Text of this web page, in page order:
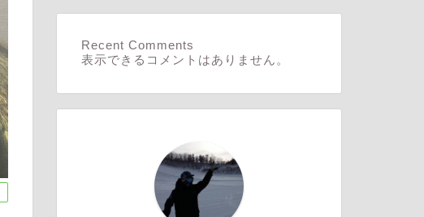
Recent Comments
表示できるコメントはありません。